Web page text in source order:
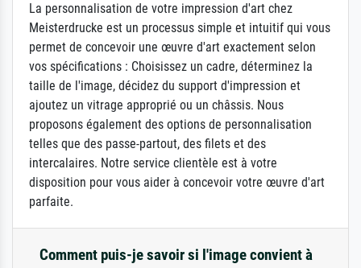
La personnalisation de votre impression d'art chez
Meisterdrucke est un processus simple et intuitif qui vous
permet de concevoir une œuvre d'art exactement selon
vos spécifications : Choisissez un cadre, déterminez la
taille de l'image, décidez du support d'impression et
ajoutez un vitrage approprié ou un châssis. Nous
proposons également des options de personnalisation
telles que des passe-partout, des filets et des
intercalaires. Notre service clientèle est à votre
disposition pour vous aider à concevoir votre œuvre d'art
parfaite.
Comment puis-je savoir si l'image convient à